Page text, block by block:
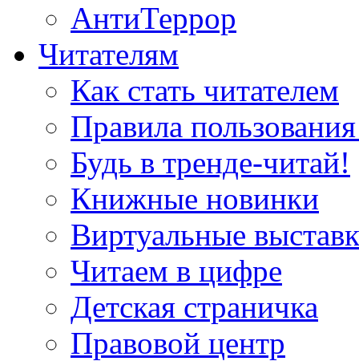
АнтиТеррор
Читателям
Как стать читателем
Правила
Будь в тренде-читай!
Книжные новинки
Виртуальные
Читаем в цифре
Детская страничка
Правовой центр